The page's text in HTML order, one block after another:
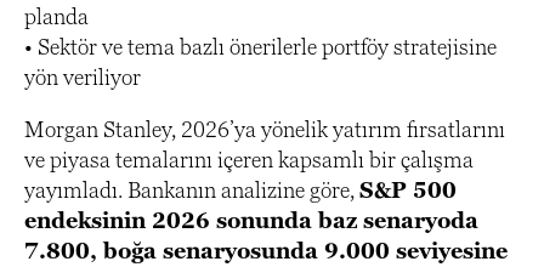
planda
• Sektör ve tema bazlı önerilerle portföy stratejisine
yön veriliyor
Morgan Stanley, 2026’ya yönelik yatırım fırsatlarını
ve piyasa temalarını içeren kapsamlı bir çalışma
yayımladı. Bankanın analizine göre, S&P 500
endeksinin 2026 sonunda baz senaryoda
7.800, boğa senaryosunda 9.000 seviyesine